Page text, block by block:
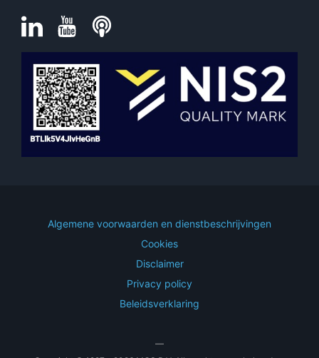
Algemene voorwaarden en dienstbeschrijvingen
Cookies
Disclaimer
Privacy policy
Beleidsverklaring
—